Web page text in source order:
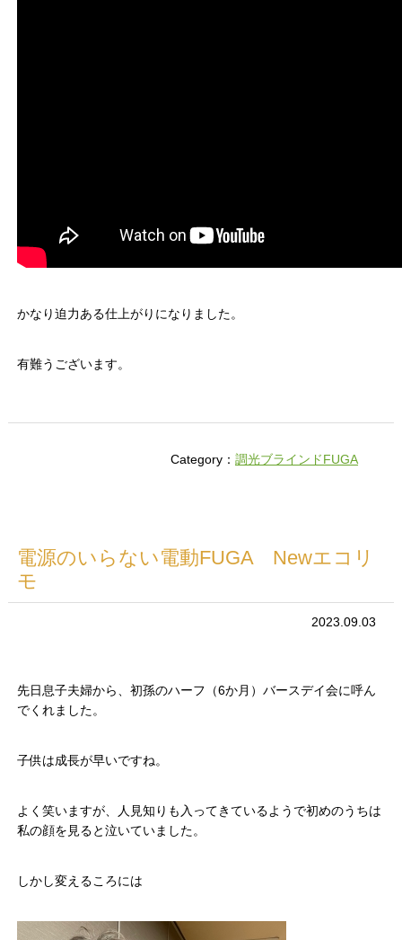
かなり迫力ある仕上がりになりました。
有難うございます。
Category：調光ブラインドFUGA
電源のいらない電動FUGA Newエコリ
モ
2023.09.03
先日息子夫婦から、初孫のハーフ（6か月）バースデイ会に呼ん
でくれました。
子供は成長が早いですね。
よく笑いますが、人見知りも入ってきているようで初めのうちは
私の顔を見ると泣いていました。
しかし変えるころには